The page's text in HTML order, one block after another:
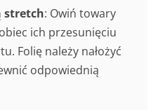
stretch: Owiń towary
ich przesunięciu
Folię należy nałożyć
odpowiednią